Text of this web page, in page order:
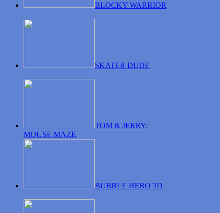
BLOCKY WARRIOR
SKATER DUDE
TOM & JERRY:
MOUSE MAZE
BUBBLE HERO 3D